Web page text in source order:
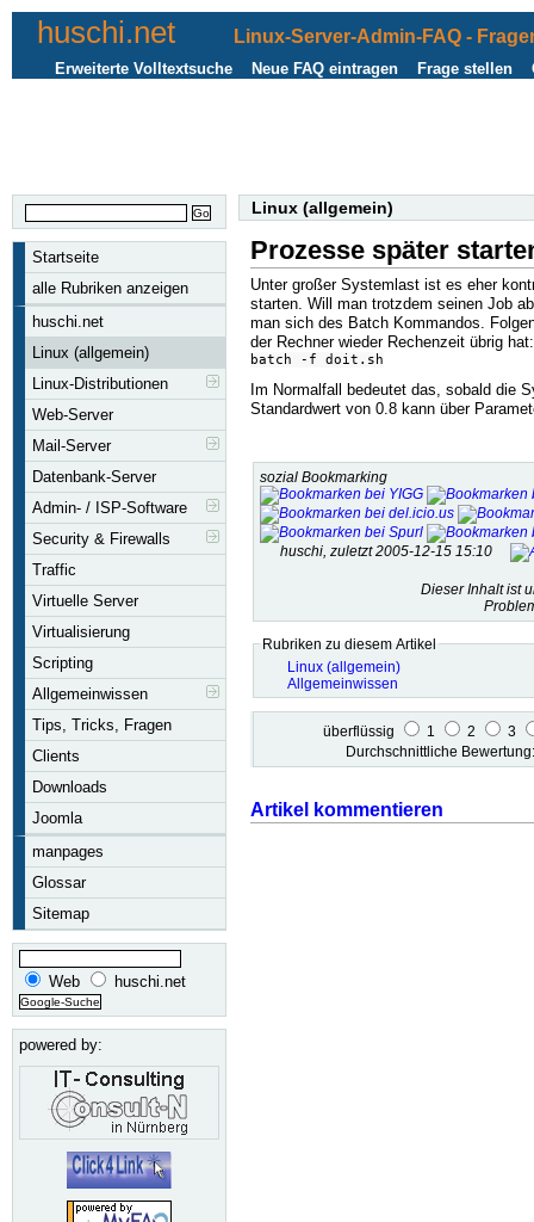
huschi.net Linux-Server-Admin-FAQ -
Frage stellen
Neue FAQ eintragen
Erweiterte Volltextsuche
Startseite
alle Rubriken anzeigen
huschi.net
Linux (allgemein)
Linux-Distributionen
Web-Server
Mail-Server
Datenbank-Server
Admin- / ISP-Software
Security & Firewalls
Traffic
Virtuelle Server
Virtualisierung
Scripting
Allgemeinwissen
Tips, Tricks, Fragen
Clients
Downloads
Joomla
manpages
Glossar
Sitemap
Web huschi.net
powered by:
Linux (allgemein)
Prozesse später
Unter großer Systemlast ist es eher
starten. Will man trotzdem seinen Job
man sich des Batch Kommandos.
der Rechner wieder Rechenzeit übrig hat:
batch -f doit.sh
Im Normalfall bedeutet das, sobald die
Standardwert von 0.8 kann über
sozial Bookmarking
huschi, zuletzt 2005-12-15 15:10
Dieser Inhalt ist
Rubriken zu diesem Artikel
Linux (allgemein)
Allgemeinwissen
überflüssig 1 2
3
Durchschnittliche
Artikel kommentieren